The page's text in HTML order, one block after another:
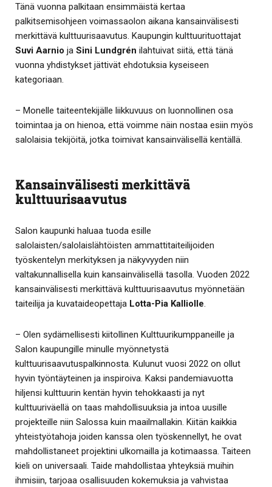
Tänä vuonna palkitaan ensimmäistä kertaa
palkitsemisohjeen voimassaolon aikana kansainvälisesti
merkittävä kulttuurisaavutus. Kaupungin kulttuurituottajat
Suvi Aarnio ja Sini Lundgrén ilahtuivat siitä, että tänä
vuonna yhdistykset jättivät ehdotuksia kyseiseen
kategoriaan.
– Monelle taiteentekijälle liikkuvuus on luonnollinen osa
toimintaa ja on hienoa, että voimme näin nostaa esiin myös
salolaisia tekijöitä, jotka toimivat kansainvälisellä kentällä.
Kansainvälisesti merkittävä
kulttuurisaavutus
Salon kaupunki haluaa tuoda esille
salolaisten/salolaislähtöisten ammattitaiteilijoiden
työskentelyn merkityksen ja näkyvyyden niin
valtakunnallisella kuin kansainvälisellä tasolla. Vuoden 2022
kansainvälisesti merkittävä kulttuurisaavutus myönnetään
taiteilija ja kuvataideopettaja Lotta-Pia Kalliolle
– Olen sydämellisesti kiitollinen Kulttuurikumppaneille ja
Salon kaupungille minulle myönnetystä
kulttuurisaavutuspalkinnosta. Kulunut vuosi 2022 on ollut
hyvin työntäyteinen ja inspiroiva. Kaksi pandemiavuotta
hiljensi kulttuurin kentän hyvin tehokkaasti ja nyt
kulttuuriväellä on taas mahdollisuuksia ja intoa uusille
projekteille niin Salossa kuin maailmallakin. Kiitän kaikkia
yhteistyötahoja joiden kanssa olen työskennellyt, he ovat
mahdollistaneet projektini ulkomailla ja kotimaassa. Taiteen
kieli on universaali. Taide mahdollistaa yhteyksiä muihin
ihmisiin, tarjoaa osallisuuden kokemuksia ja vahvistaa